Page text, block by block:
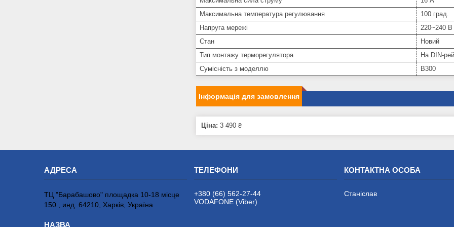
Максимальна температура регулювання
100 град.
Напруга мережі
220~240 В
Стан
Новий
Тип монтажу терморегулятора
На DIN-
Сумісність з моделлю
B300
Інформація для замовлення
Ціна: 3 490 ₴
ТЦ "Барабашово" площадка 10-18 місце
150 , инд. 64210, Харків, Україна
+380 (66) 562-27-44
VODAFONE (Viber)
Станіслав